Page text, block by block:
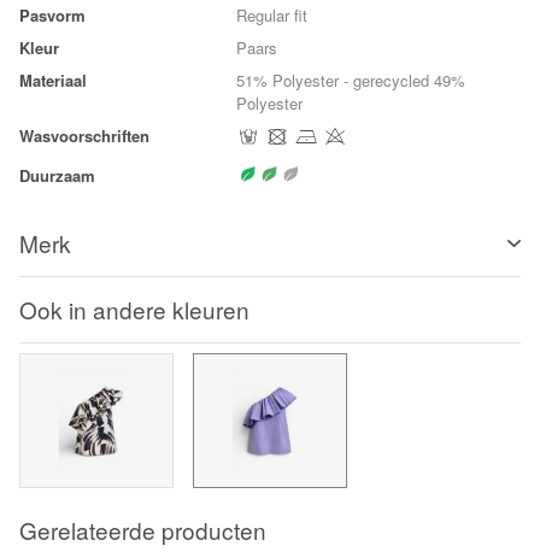
Pasvorm
Regular fit
Kleur
Paars
Materiaal
51% Polyester - gerecycled 49%
Polyester
Wasvoorschriften
Duurzaam
Merk
Ook in andere kleuren
Gerelateerde producten